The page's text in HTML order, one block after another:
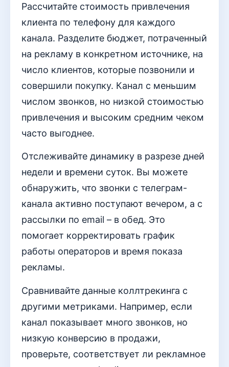
Рассчитайте стоимость привлечения
клиента по телефону для каждого
канала. Разделите бюджет, потраченный
на рекламу в конкретном источнике, на
число клиентов, которые позвонили и
совершили покупку. Канал с меньшим
числом звонков, но низкой стоимостью
привлечения и высоким средним чеком
часто выгоднее.
Отслеживайте динамику в разрезе дней
недели и времени суток. Вы можете
обнаружить, что звонки с телеграм-
канала активно поступают вечером, а с
рассылки по email – в обед. Это
помогает корректировать график
работы операторов и время показа
рекламы.
Сравнивайте данные коллтрекинга с
другими метриками. Например, если
канал показывает много звонков, но
низкую конверсию в продажи,
проверьте, соответствует ли рекламное